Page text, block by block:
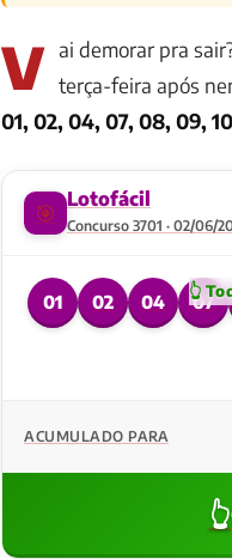
V ai demorar pra
terça-feira após
01, 02, 04, 07, 08, 09,
🎯 Lotofácil
Concurso 3701 · 02/06/
01 02 04 07
ACUMULADO PARA
👆